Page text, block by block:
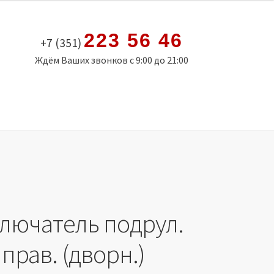
+7 (351) 223 56 46
Ждём Ваших звонков с 9:00 до 21:00
подрул.
(дворн.)